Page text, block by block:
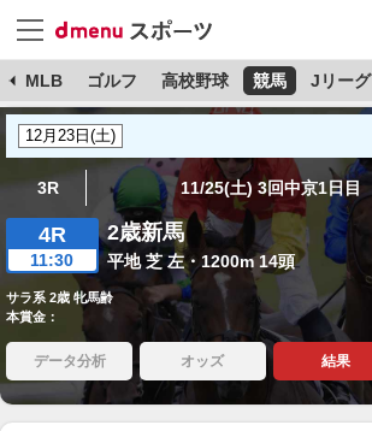
MLB ゴルフ 高校野球 競馬 Jリーグ
3R 11/25(土) 3回中京1日目
4R
11:30
2歳新馬
平地 芝 左・1200m 14頭
サラ系 2歳 牝馬齢
本賞金：
データ分析 オッズ 結果